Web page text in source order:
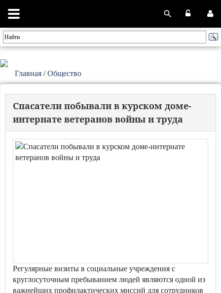
Главная /Общество
Спасатели побывали в курском доме-
интернате ветеранов войны и труда
Регулярные визиты в социальные учреждения с
круглосуточным пребыванием людей являются одной из
важнейших профилактических миссий для сотрудников